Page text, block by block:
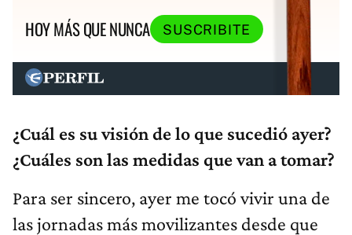
HOY MÁS QUE NUNCA
SUSCRIBITE
¿Cuál es su visión de lo que sucedió ayer?
¿Cuáles son las medidas que van a tomar?
Para ser sincero, ayer me tocó vivir una de
las jornadas más movilizantes desde que